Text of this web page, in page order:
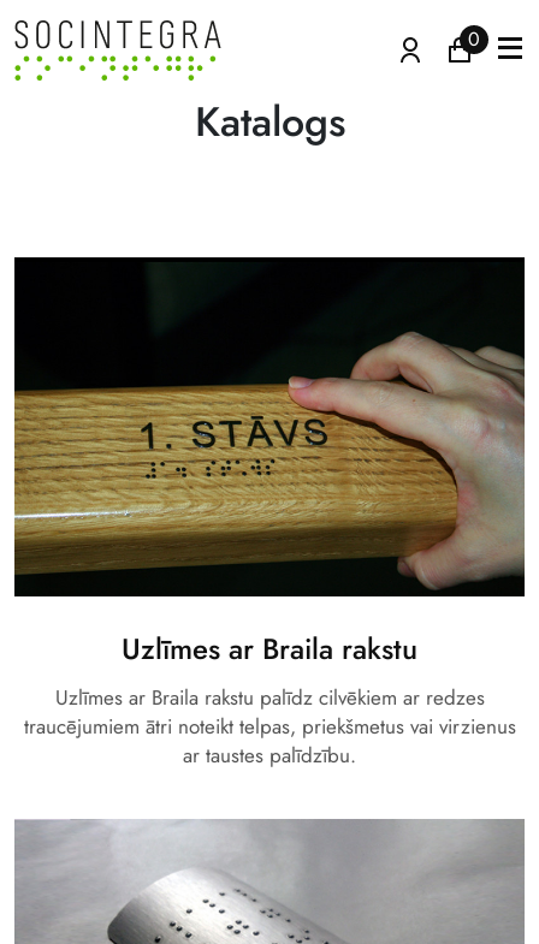
0
Katalogs
Uzlīmes ar Braila rakstu
Uzlīmes ar Braila rakstu palīdz cilvēkiem ar redzes
traucējumiem ātri noteikt telpas, priekšmetus vai virzienus
ar taustes palīdzību.